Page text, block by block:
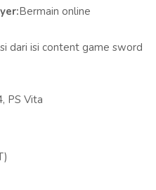
Bermain online
dari isi content game sword
PS Vita